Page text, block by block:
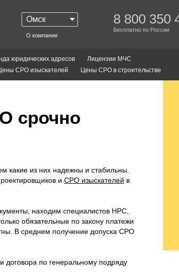
Омск
О компании
8 800 350
Бесплатно по России
юридических адресов
Лицензии МЧС
СРО изыскателей Цены СРО в строительстве
срочно
какие из них надежны и стабильны.
и СРО изыскателей в
находим специалистов НРС,
обязательные по закону платежи
В среднем получение допуска СРО
договора по генеральному подряду